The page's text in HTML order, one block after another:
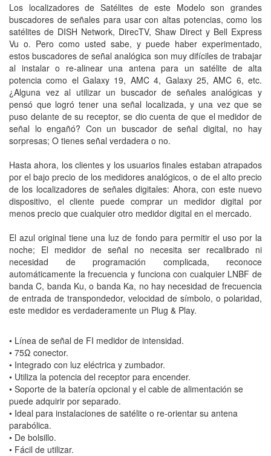
Los localizadores de Satélites de este Modelo son grandes
buscadores de señales para usar con altas potencias, como los
satélites de DISH Network, DirecTV, Shaw Direct y Bell Express
Vu o. Pero como usted sabe, y puede haber experimentado,
estos buscadores de señal analógica son muy difíciles de trabajar
al instalar o re-alinear una antena para un satélite de alta
potencia como el Galaxy 19, AMC 4, Galaxy 25, AMC 6, etc.
¿Alguna vez al utilizar un buscador de señales analógicas y
pensó que logró tener una señal localizada, y una vez que se
puso delante de su receptor, se dio cuenta de que el medidor de
señal lo engañó? Con un buscador de señal digital, no hay
sorpresas; O tienes señal verdadera o no.
Hasta ahora, los clientes y los usuarios finales estaban atrapados
por el bajo precio de los medidores analógicos, o de el alto precio
de los localizadores de señales digitales: Ahora, con este nuevo
dispositivo, el cliente puede comprar un medidor digital por
menos precio que cualquier otro medidor digital en el mercado.
El azul original tiene una luz de fondo para permitir el uso por la
noche; El medidor de señal no necesita ser recalibrado ni
necesidad de programación complicada, reconoce
automáticamente la frecuencia y funciona con cualquier LNBF de
banda C, banda Ku, o banda Ka, no hay necesidad de frecuencia
de entrada de transpondedor, velocidad de símbolo, o polaridad,
este medidor es verdaderamente un Plug & Play.
• Línea de señal de FI medidor de intensidad.
• 75Ω conector.
• Integrado con luz eléctrica y zumbador.
• Utiliza la potencia del receptor para encender.
• Soporte de la batería opcional y el cable de alimentación se
puede adquirir por separado.
• Ideal para instalaciones de satélite o re-orientar su antena
parabólica.
• De bolsillo.
• Fácil de utilizar.